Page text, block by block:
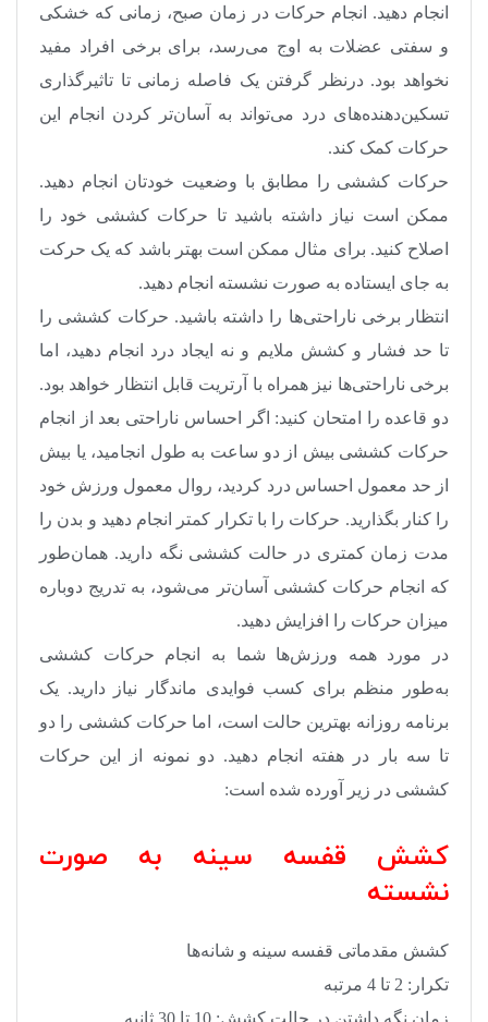
انجام دهید. انجام حرکات در زمان صبح، زمانی که خشکی
و سفتی عضلات به اوج می‌رسد، برای برخی افراد مفید
نخواهد بود. درنظر گرفتن یک فاصله زمانی تا تاثیر‌گذاری
تسکین‌دهنده‌های درد می‌تواند به آسان‌تر کردن انجام این
حرکات کمک کند.
حرکات کششی را مطابق با وضعیت خودتان انجام دهید.
ممکن است نیاز داشته باشید تا حرکات کششی خود را
اصلاح کنید. برای مثال ممکن است بهتر باشد که یک حرکت
به جای ایستاده به صورت نشسته انجام دهید.
انتظار برخی ناراحتی‌ها را داشته باشید. حرکات کششی را
تا حد فشار و کشش ملایم و نه ایجاد درد انجام دهید، اما
برخی ناراحتی‌ها نیز همراه با آرتریت قابل انتظار خواهد بود.
دو قاعده را امتحان کنید: اگر احساس ناراحتی بعد از انجام
حرکات کششی بیش از دو ساعت به طول انجامید، یا بیش
از حد معمول احساس درد کردید، روال معمول ورزش خود
را کنار بگذارید. حرکات را با تکرار کمتر انجام دهید و بدن را
مدت زمان کمتری در حالت کششی نگه دارید.‌‌ همان‌طور
که انجام حرکات کششی آسان‌تر می‌شود، به تدریج دوباره
میزان حرکات را افزایش دهید.
در مورد همه ورزش‌ها شما به انجام حرکات کششی
به‌طور منظم برای کسب فوایدی ماندگار نیاز دارید. یک
برنامه روزانه بهترین حالت است، اما حرکات کششی را دو
تا سه بار در هفته انجام دهید. دو نمونه از این حرکات
کششی در زیر آورده شده است:
کشش قفسه سینه به صورت
نشسته
کشش مقدماتی قفسه سینه و شانه‌ها
تکرار: 2 تا 4 مرتبه
زمان نگه داشتن در حالت کشش: 10 تا 30 ثانیه